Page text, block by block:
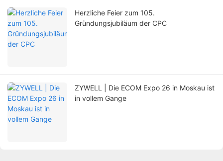
Herzliche Feier zum 105.
Gründungsjubiläum der CPC
ZYWELL | Die ECOM Expo 26 in Moskau ist
in vollem Gange